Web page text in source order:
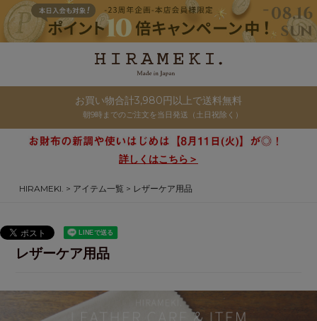
お買い物合計3,980円以上で送料無料
朝9時までのご注文を当日発送（土日祝除く）
詳しくはこちら＞
HIRAMEKI. アイテム一覧 レザーケア用品
レザーケア用品